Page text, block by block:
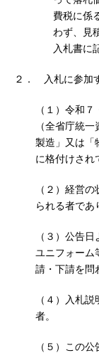
費税に係
わず、見
入札書に
２． 入札に参加
（１）令和
（全省庁統
製造」又は「
に格付けされ
（２）経営
られる者であ
（３）公告
ユニフォーム
請・下請を問
（４）入札
者。
（５）この